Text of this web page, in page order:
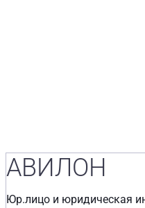
АВИЛОН
Юр.лицо и юридическая